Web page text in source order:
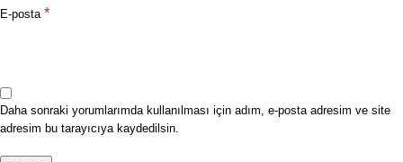
E-posta *
Daha sonraki yorumlarımda kullanılması için adım, e-posta adresim ve site
adresim bu tarayıcıya kaydedilsin.